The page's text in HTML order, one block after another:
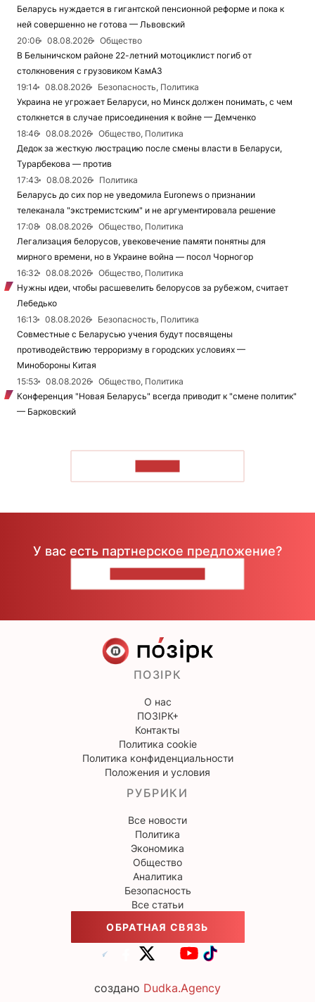
Беларусь нуждается в гигантской пенсионной реформе и пока к
ней совершенно не готова — Львовский
20:06
08.08.2026
Общество
В Белыничском районе 22-летний мотоциклист погиб от
столкновения с грузовиком КамАЗ
19:14
08.08.2026
Безопасность, Политика
Украина не угрожает Беларуси, но Минск должен понимать, с чем
столкнется в случае присоединения к войне — Демченко
18:46
08.08.2026
Общество, Политика
Дедок за жесткую люстрацию после смены власти в Беларуси,
Турарбекова — против
17:43
08.08.2026
Политика
Беларусь до сих пор не уведомила Euronews о признании
телеканала "экстремистским" и не аргументировала решение
17:08
08.08.2026
Общество, Политика
Легализация белорусов, увековечение памяти понятны для
мирного времени, но в Украине война — посол Чорногор
16:32
08.08.2026
Общество, Политика
Нужны идеи, чтобы расшевелить белорусов за рубежом, считает
Лебедько
16:13
08.08.2026
Безопасность, Политика
Совместные с Беларусью учения будут посвящены
противодействию терроризму в городских условиях —
Минобороны Китая
15:53
08.08.2026
Общество, Политика
Конференция "Новая Беларусь" всегда приводит к "смене политик"
— Барковский
У вас есть партнерское предложение?
ПОЗІРК
О нас
ПОЗІРК+
Контакты
Политика cookie
Политика конфиденциальности
Положения и условия
РУБРИКИ
Все новости
Политика
Экономика
Общество
Аналитика
Безопасность
Все статьи
ОБРАТНАЯ СВЯЗЬ
создано Dudka.Agency